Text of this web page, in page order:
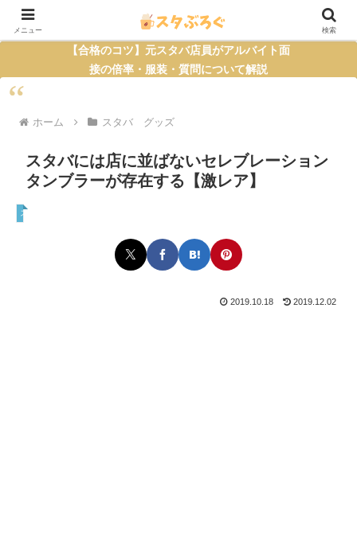
【合格のコツ】元スタバ店員がアルバイト面
接の倍率・服装・質問について解説
ホーム スタバ グッズ
スタバには店に並ばないセレブレーション
タンブラーが存在する【激レア】
スタバ グッズ
2019.10.18 2019.12.02
メニュー 検索